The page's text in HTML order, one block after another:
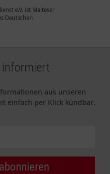
e.V. ist Malteser
Deutschen
informiert
aus unseren
einfach per Klick kündbar.